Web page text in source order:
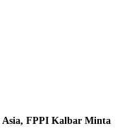
Asia, FPPI Kalbar Minta